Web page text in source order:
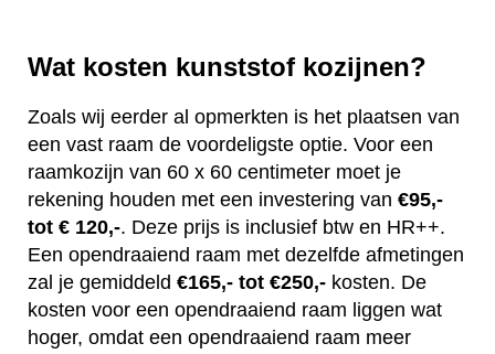
Wat kosten kunststof kozijnen?
Zoals wij eerder al opmerkten is het plaatsen van
een vast raam de voordeligste optie. Voor een
raamkozijn van 60 x 60 centimeter moet je
rekening houden met een investering van €95,-
tot € 120,-. Deze prijs is inclusief btw en HR++.
Een opendraaiend raam met dezelfde afmetingen
zal je gemiddeld €165,- tot €250,- kosten. De
kosten voor een opendraaiend raam liggen wat
hoger, omdat een opendraaiend raam meer